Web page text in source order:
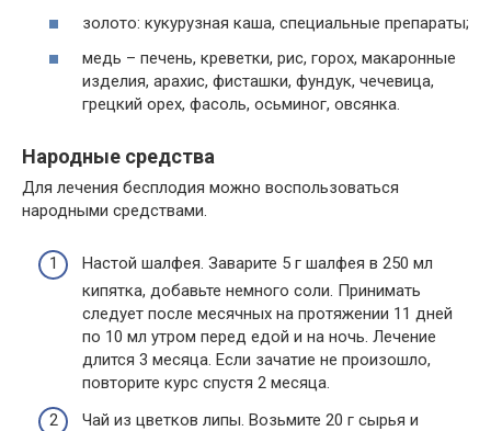
золото: кукурузная каша, специальные препараты;
медь – печень, креветки, рис, горох, макаронные
изделия, арахис, фисташки, фундук, чечевица,
грецкий орех, фасоль, осьминог, овсянка.
Народные средства
Для лечения бесплодия можно воспользоваться
народными средствами.
Настой шалфея. Заварите 5 г шалфея в 250 мл
кипятка, добавьте немного соли. Принимать
следует после месячных на протяжении 11 дней
по 10 мл утром перед едой и на ночь. Лечение
длится 3 месяца. Если зачатие не произошло,
повторите курс спустя 2 месяца.
Чай из цветков липы. Возьмите 20 г сырья и